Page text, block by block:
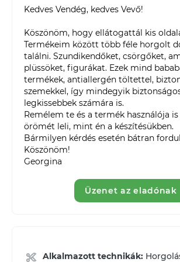
Kedves Vendég, kedves Vevő!
Köszönöm, hogy ellátogattál kis
Termékeim között több féle horgolt
találni. Szundikendőket, csörgőket,
plüssöket, figurákat. Ezek mind
termékek, antiallergén töltettel,
szemekkel, így mindegyik
legkissebbek számára is.
Remélem te és a termék használója
örömét leli, mint én a készítésükben.
Bármilyen kérdés esetén bátran
Köszönöm!
Georgina
Üzenet az eladónak
Alkalmazott technikák: